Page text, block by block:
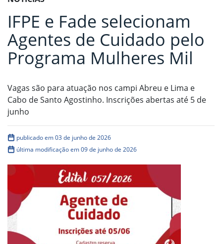
IFPE e Fade selecionam
Agentes de Cuidado pelo
Programa Mulheres Mil
Vagas são para atuação nos campi Abreu e Lima e
Cabo de Santo Agostinho. Inscrições abertas até 5 de
junho
publicado em 03 de junho de 2026
última modificação em 09 de junho de 2026